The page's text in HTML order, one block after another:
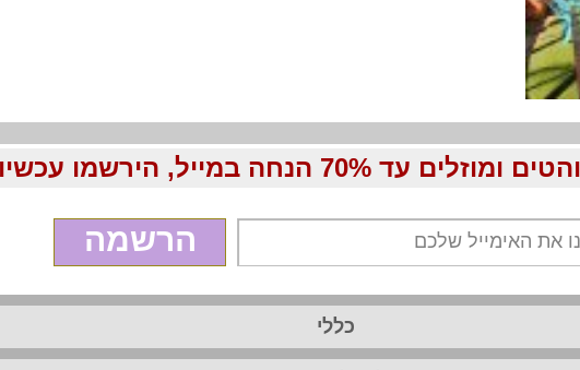
הנחה במייל, הירשמו עכשיו בחינם:
הרשמה
כללי